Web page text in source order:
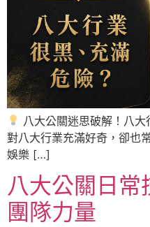
八大公關迷思破解！八
對八大行業充滿好奇，卻也
娛樂 […]
八大公關日常
團隊力量